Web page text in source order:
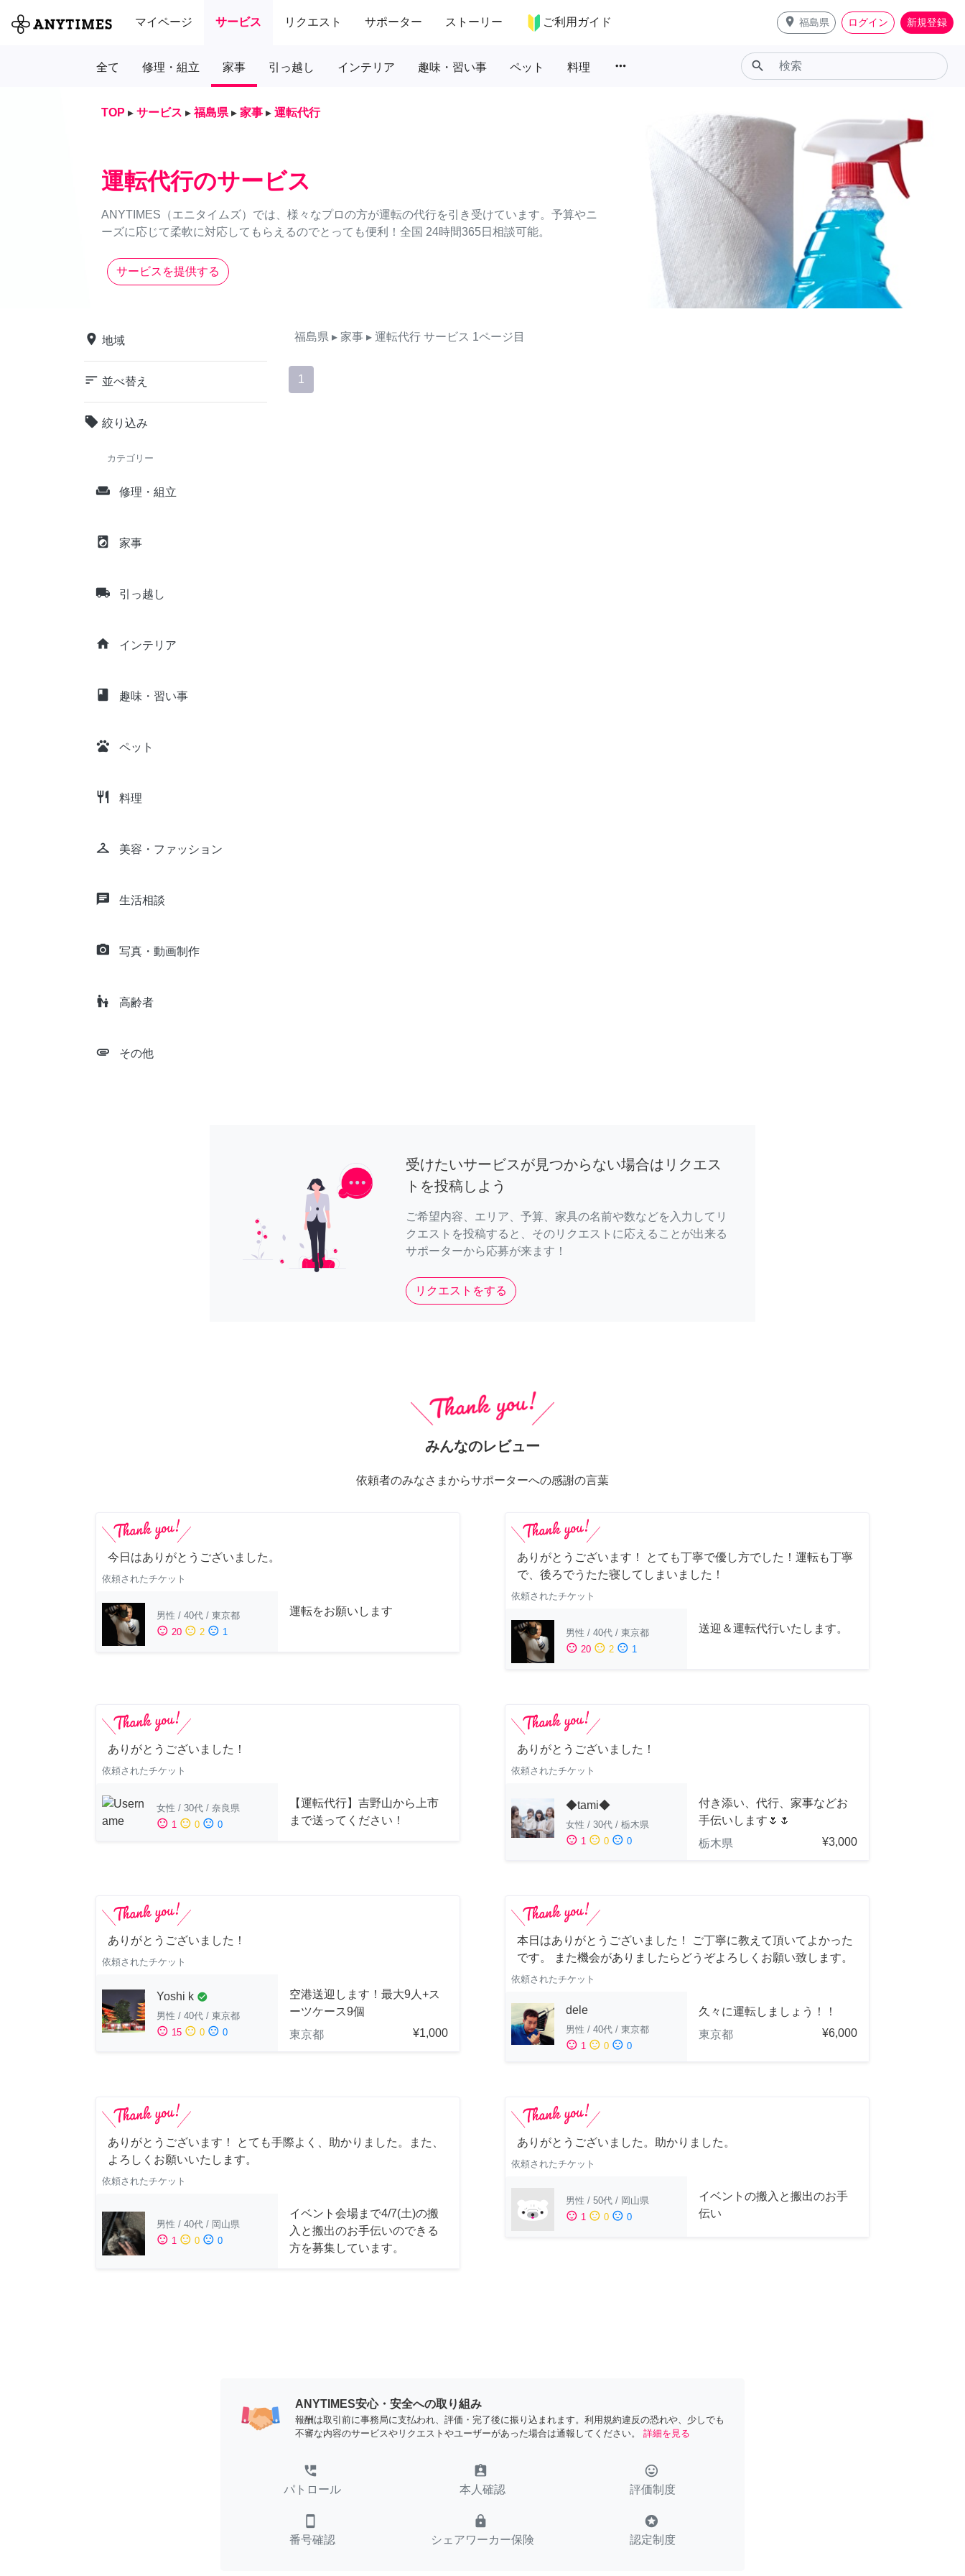
マイページ サービス リクエスト サポーター ストーリー ご利用ガイド place 福島県 ログイン 新規登録
全て 修理・組立 家事 引っ越し インテリア 趣味・習い事 ペット 料理 more_horiz search
TOP ▸ サービス ▸ 福島県 ▸ 家事 ▸ 運転代行
運転代行のサービス
ANYTIMES（エニタイムズ）では、様々なプロの方が運転の代行を引き受けています。予算やニ
ーズに応じて柔軟に対応してもらえるのでとっても便利！全国 24時間365日相談可能。
サービスを提供する
place 地域
sort 並べ替え
local_offer 絞り込み
カテゴリー
weekend 修理・組立
local_laundry_service 家事
local_shipping 引っ越し
home インテリア
class 趣味・習い事
pets ペット
restaurant 料理
checkroom 美容・ファッション
chat 生活相談
camera_alt 写真・動画制作
escalator_warning 高齢者
attachment その他
福島県 ▸ 家事 ▸ 運転代行 サービス 1ページ目
1
受けたいサービスが見つからない場合はリクエス
トを投稿しよう
ご希望内容、エリア、予算、家具の名前や数などを入力してリ
クエストを投稿すると、そのリクエストに応えることが出来る
サポーターから応募が来ます！
リクエストをする
みんなのレビュー
依頼者のみなさまからサポーターへの感謝の言葉
今日はありがとうございました。
依頼されたチケット
男性 / 40代 / 東京都
sentiment_satisfied 20 sentiment_neutral 2 sentiment_dissatisfied 1
運転をお願いします
ありがとうございます！ とても丁寧で優し方でした！運転も丁寧
で、後ろでうたた寝してしまいました！
依頼されたチケット
男性 / 40代 / 東京都
sentiment_satisfied 20 sentiment_neutral 2 sentiment_dissatisfied 1
送迎＆運転代行いたします。
ありがとうございました！
依頼されたチケット
女性 / 30代 / 奈良県
sentiment_satisfied 1 sentiment_neutral 0 sentiment_dissatisfied 0
【運転代行】吉野山から上市
まで送ってください！
ありがとうございました！
依頼されたチケット
◆tami◆
女性 / 30代 / 栃木県
sentiment_satisfied 1 sentiment_neutral 0 sentiment_dissatisfied 0
付き添い、代行、家事などお
手伝いします🌷🌷
栃木県
¥3,000
ありがとうございました！
依頼されたチケット
Yoshi k check_circle
男性 / 40代 / 東京都
sentiment_satisfied 15 sentiment_neutral 0 sentiment_dissatisfied 0
空港送迎します！最大9人+ス
ーツケース9個
東京都
¥1,000
本日はありがとうございました！ ご丁寧に教えて頂いてよかった
です。 また機会がありましたらどうぞよろしくお願い致します。
依頼されたチケット
dele
男性 / 40代 / 東京都
sentiment_satisfied 1 sentiment_neutral 0 sentiment_dissatisfied 0
久々に運転しましょう！！
東京都
¥6,000
ありがとうございます！ とても手際よく、助かりました。また、
よろしくお願いいたします。
依頼されたチケット
男性 / 40代 / 岡山県
sentiment_satisfied 1 sentiment_neutral 0 sentiment_dissatisfied 0
イベント会場まで4/7(土)の搬
入と搬出のお手伝いのできる
方を募集しています。
ありがとうございました。助かりました。
依頼されたチケット
男性 / 50代 / 岡山県
sentiment_satisfied 1 sentiment_neutral 0 sentiment_dissatisfied 0
イベントの搬入と搬出のお手
伝い
ANYTIMES安心・安全への取り組み
報酬は取引前に事務局に支払われ、評価・完了後に振り込まれます。利用規約違反の恐れや、少しでも
不審な内容のサービスやリクエストやユーザーがあった場合は通報してください。
詳細を見る
perm_phone_msg
パトロール
assignment_ind
本人確認
tag_faces
評価制度
smartphone
番号確認
lock
シェアワーカー保険
stars
認定制度